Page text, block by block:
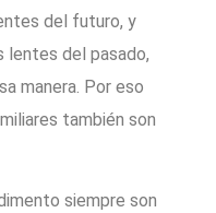
del futuro, y
lentes del pasado,
manera. Por eso
también son
siempre son